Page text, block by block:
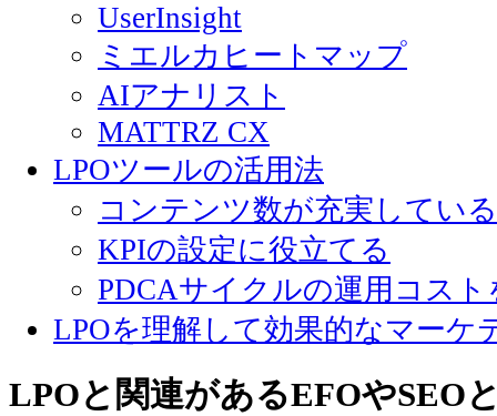
UserInsight
ミエルカヒートマップ
AIアナリスト
MATTRZ CX
LPOツールの活用法
コンテンツ数が充実してい
KPIの設定に役立てる
PDCAサイクルの運用コスト
LPOを理解して効果的なマーケ
LPOと関連があるEFOやSEO